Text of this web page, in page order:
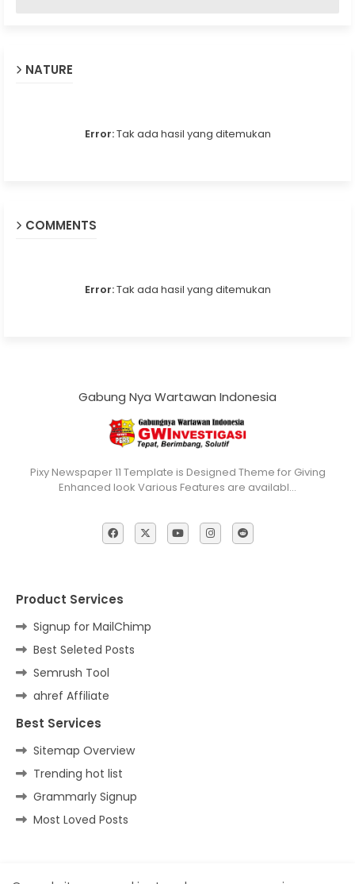
NATURE
Error:Tak ada hasil yang ditemukan
COMMENTS
Error:Tak ada hasil yang ditemukan
Gabung Nya Wartawan Indonesia
Pixy Newspaper 11 Template is Designed Theme for Giving
Enhanced look Various Features are availabl…
Product Services
Signup for MailChimp
Best Seleted Posts
Semrush Tool
ahref Affiliate
Best Services
Sitemap Overview
Trending hot list
Grammarly Signup
Most Loved Posts
Home Contact us Privacy Policy